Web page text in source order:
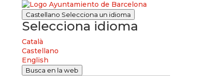
Castellano Selecciona un idioma
Selecciona idioma
Català
Castellano
English
Busca en la web